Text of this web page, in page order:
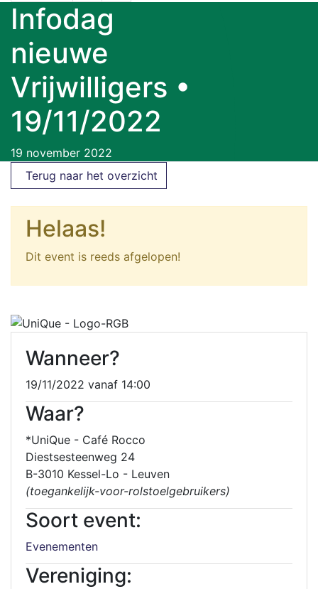
Infodag
nieuwe
Vrijwilligers •
19/11/2022
19 november 2022
Terug naar het overzicht
Helaas!
Dit event is reeds afgelopen!
Wanneer?
19/11/2022 vanaf 14:00
Waar?
*UniQue - Café Rocco
Diestsesteenweg 24
B-3010 Kessel-Lo - Leuven
(toegankelijk-voor-rolstoelgebruikers)
Soort event:
Evenementen
Vereniging: